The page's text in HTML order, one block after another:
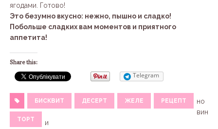
ягодами. Готово!
Это безумно вкусно: нежно, пышно и сладко!
Побольше сладких вам моментов и приятного
аппетита!
Share this:
Telegram
БИСКВИТ ДЕСЕРТ ЖЕЛЕ РЕЦЕПТ
ТОРТ
но
вин
и